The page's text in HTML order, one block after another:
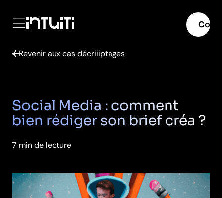
Passer
Menu
Revenir aux cas décriiiptages
Social Media : comment
bien rédiger son brief créa ?
7 min de lecture